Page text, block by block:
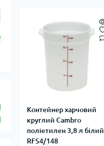
Контейнер харчовий
круглий Cambro
поліетилен 3,8 л білий
RFS4/148